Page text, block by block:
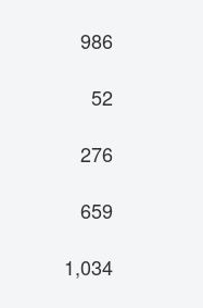
986
52
276
659
1,034